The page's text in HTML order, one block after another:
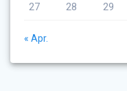
27 28 29
« Apr.